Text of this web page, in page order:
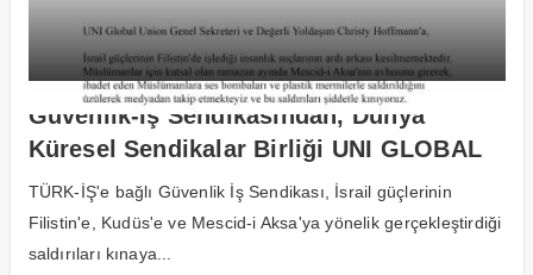
Güvenlik-İş Sendikasından, Dünya
Küresel Sendikalar Birliği UNI GLOBAL
UNION’a Uluslararası Filistin Çağrısı
TÜRK-İŞ'e bağlı Güvenlik İş Sendikası, İsrail güçlerinin
Filistin'e, Kudüs'e ve Mescid-i Aksa'ya yönelik gerçekleştirdiği
saldırıları kınaya...